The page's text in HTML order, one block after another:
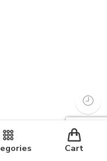
Cart